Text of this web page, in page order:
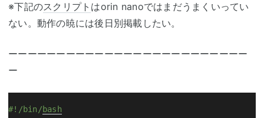
※下記のスクリプト はorin nanoではまだうまくいってい
ない。動作の暁には後日別掲載したい。
ーーーーーーーーーーーーーーーーーーーーーーーーー
ー
#!/bin/bash